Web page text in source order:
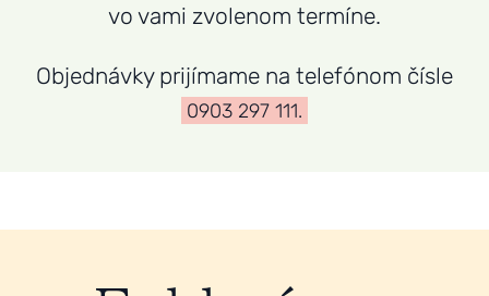
vo vami zvolenom termíne.
Objednávky prijímame na telefónom čísle
0903 297 111.